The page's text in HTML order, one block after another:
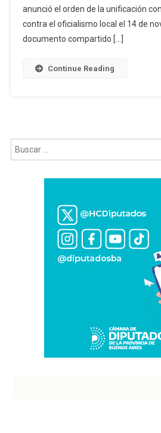
De
Bragado
Confirmó
Lista
anunció el orden de la unificación
contra el oficialismo local el 14 de
documento compartido […]
Continue Reading